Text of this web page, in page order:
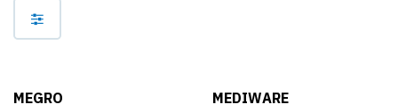
MEGRO
MEDIWARE